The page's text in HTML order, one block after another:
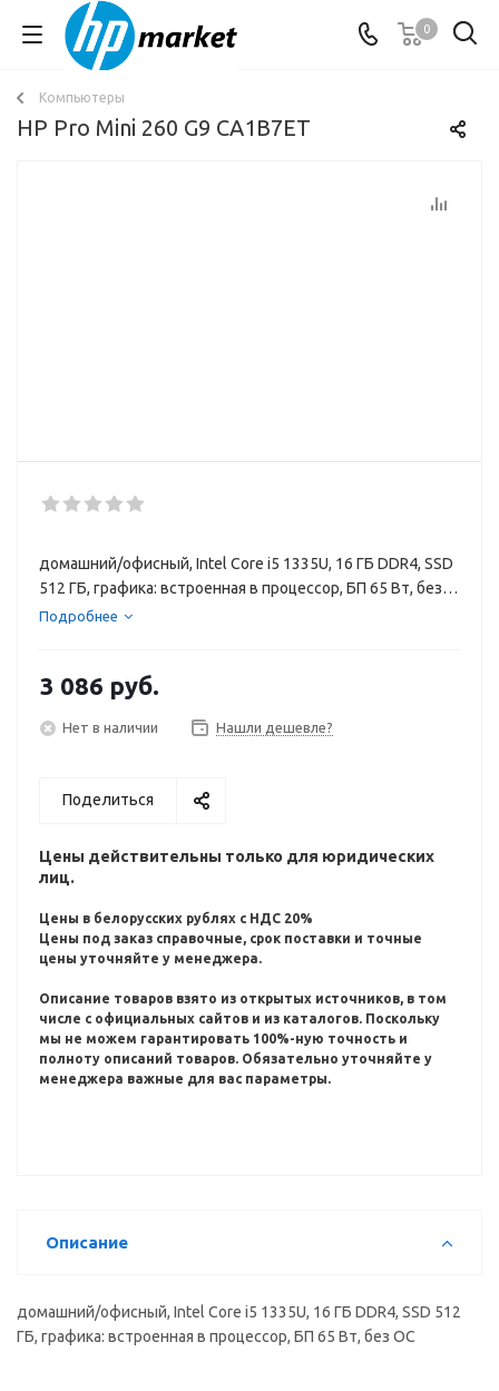
0
Компьютеры
HP Pro Mini 260 G9 CA1B7ET
домашний/офисный, Intel Core i5 1335U, 16 ГБ DDR4, SSD
512 ГБ, графика: встроенная в процессор, БП 65 Вт, без
ОС
Подробнее
3 086 руб.
Нет в наличии Нашли дешевле?
Поделиться
Цены действительны только для юридических
лиц.
Цены в белорусских рублях с НДС 20%
Цены под заказ справочные, срок поставки и точные
цены уточняйте у менеджера.
Описание товаров взято из открытых источников, в том
числе с официальных сайтов и из каталогов. Поскольку
мы не можем гарантировать 100%-ную точность и
полноту описаний товаров. Обязательно уточняйте у
менеджера важные для вас параметры.
Описание
домашний/офисный, Intel Core i5 1335U, 16 ГБ DDR4, SSD 512
ГБ, графика: встроенная в процессор, БП 65 Вт, без ОС